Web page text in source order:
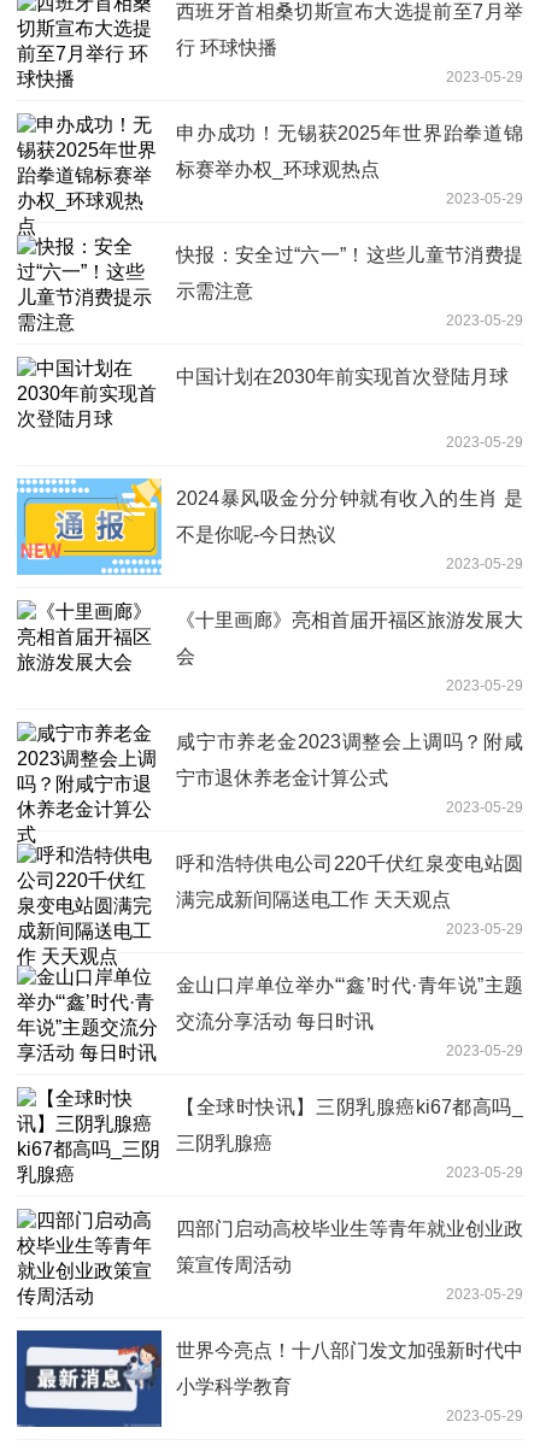
西班牙首相桑切斯宣布大选提前至7月举
行 环球快播
2023-05-29
申办成功！无锡获2025年世界跆拳道锦
标赛举办权_环球观热点
2023-05-29
快报：安全过“六一”！这些儿童节消费提
示需注意
2023-05-29
中国计划在2030年前实现首次登陆月球
2023-05-29
2024暴风吸金分分钟就有收入的生肖 是
不是你呢-今日热议
2023-05-29
《十里画廊》亮相首届开福区旅游发展大
会
2023-05-29
咸宁市养老金2023调整会上调吗？附咸
宁市退休养老金计算公式
2023-05-29
呼和浩特供电公司220千伏红泉变电站圆
满完成新间隔送电工作 天天观点
2023-05-29
金山口岸单位举办“‘鑫’时代·青年说”主题
交流分享活动 每日时讯
2023-05-29
【全球时快讯】三阴乳腺癌ki67都高吗_
三阴乳腺癌
2023-05-29
四部门启动高校毕业生等青年就业创业政
策宣传周活动
2023-05-29
世界今亮点！十八部门发文加强新时代中
小学科学教育
2023-05-29